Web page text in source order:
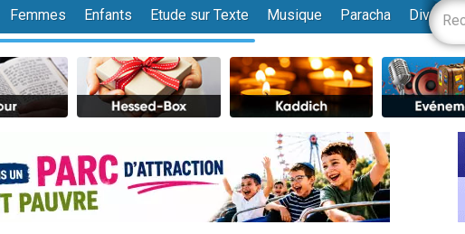
viennent de faire un don pour Diane, 80 ans, dans un appartement insalubre
viennent de demander une bénédiction
viennent de nous rejoindre sur WhatsApp
viennent de faire un don pour Sauvez la jambe de Yohan
49 places pour étudier en groupe sur Zoom
viennent de nous rejoindre sur WhatsApp
viennent de nous rejoindre sur WhatsApp
viennent de nous rejoindre sur WhatsApp
Femmes Enfants Etude sur Texte Musique Paracha